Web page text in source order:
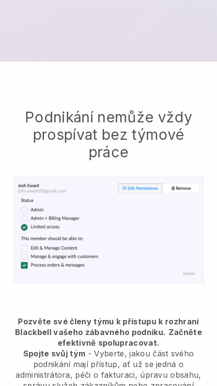
Podnikání nemůže vždy
prospívat bez týmové
práce
Pozvěte své členy týmu k přístupu k rozhraní
Blackbell vašeho zábavného podniku. Začněte
efektivně spolupracovat.
Spojte svůj tým - Vyberte, jakou část svého
podnikání mají přístup, ať už se jedná o
administrátora, péči o fakturaci, úpravu obsahu,